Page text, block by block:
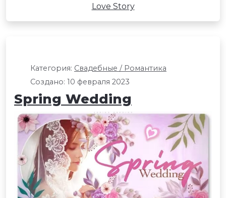
Love Story
Категория: Свадебные / Романтика
Создано: 10 февраля 2023
Spring Wedding